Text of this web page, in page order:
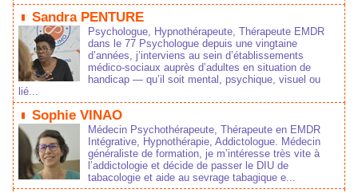
Sandra PENTURE
Psychologue, Hypnothérapeute, Thérapeute EMDR
dans le 77 Psychologue depuis une vingtaine
d’années, j’interviens au sein d’établissements
médico‑sociaux auprès d’adultes en situation de
handicap — qu’il soit mental, psychique, visuel ou
lié...
Sophie VINAO
Médecin Psychothérapeute, Thérapeute en EMDR
Intégrative, Hypnothérapie, Addictologue. Médecin
généraliste de formation, je m’intéresse très vite à
l’addictologie et décide de passer le DIU de
tabacologie et aide au sevrage tabagique e...